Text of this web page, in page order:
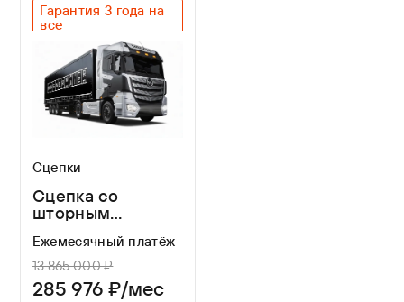
Гарантия 3 года на
все
Оригинальный SAF
Легкий вес
Сцепки
Сцепка со
шторным
Wagnermaier
Ежемесячный платёж
13 865 000 ₽
285 976 ₽/мес